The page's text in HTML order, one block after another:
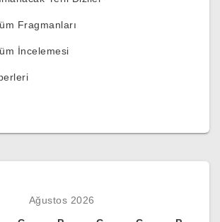
Fragmanları
İncelemesi
Ağustos 2026